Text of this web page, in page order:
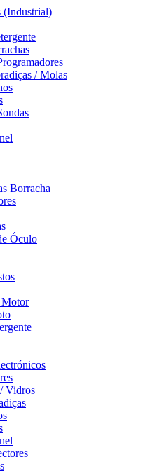
(Industrial)
/ Molas
Borracha
Óculo
Motor
Vidros